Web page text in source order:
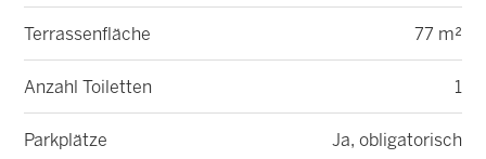
Terrassenfläche 77 m²
Anzahl Toiletten
Parkplätze Ja, obligatorisch